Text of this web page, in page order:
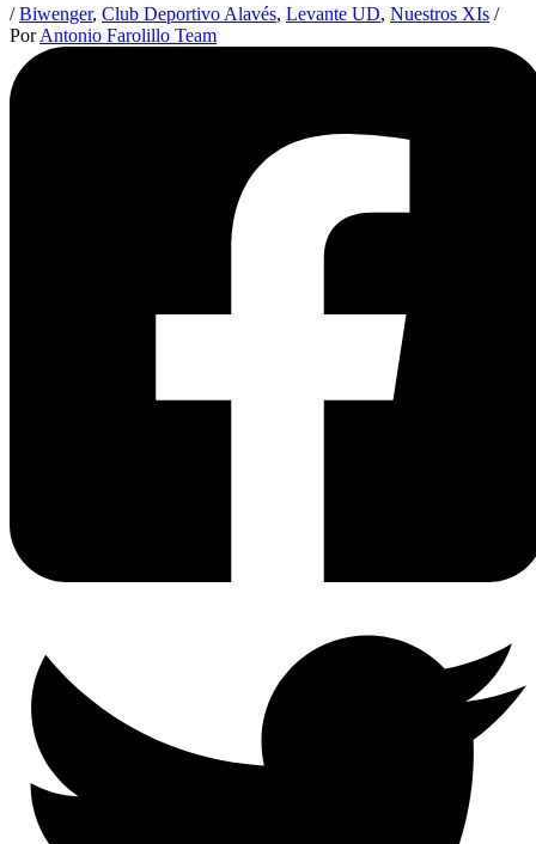
/Biwenger, Club Deportivo Alavés, Levante UD, Nuestros XIs /
PorAntonio Farolillo Team